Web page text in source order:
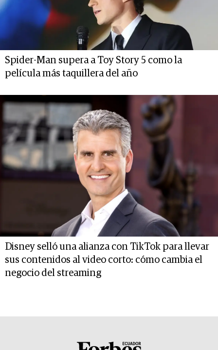
Spider-Man supera a Toy Story 5 como la
película más taquillera del año
Disney selló una alianza con TikTok para llevar
sus contenidos al video corto: cómo cambia el
negocio del streaming